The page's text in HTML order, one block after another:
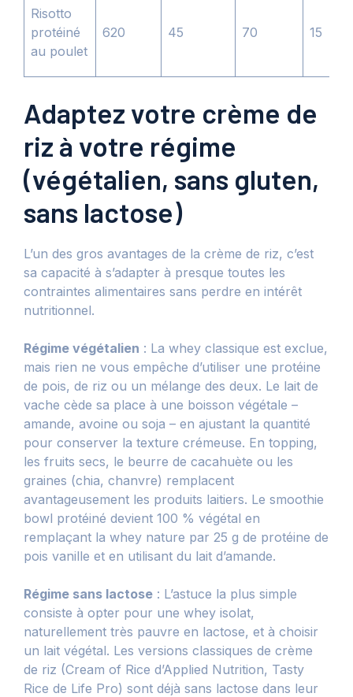
Risotto
protéiné
au poulet
620 45 70 15
Adaptez votre crème de
riz à votre régime
(végétalien, sans gluten,
sans lactose)
L’un des gros avantages de la crème de riz, c’est
sa capacité à s’adapter à presque toutes les
contraintes alimentaires sans perdre en intérêt
nutritionnel.
Régime végétalien : La whey classique est exclue,
mais rien ne vous empêche d’utiliser une protéine
de pois, de riz ou un mélange des deux. Le lait de
vache cède sa place à une boisson végétale –
amande, avoine ou soja – en ajustant la quantité
pour conserver la texture crémeuse. En topping,
les fruits secs, le beurre de cacahuète ou les
graines (chia, chanvre) remplacent
avantageusement les produits laitiers. Le smoothie
bowl protéiné devient 100 % végétal en
remplaçant la whey nature par 25 g de protéine de
pois vanille et en utilisant du lait d’amande.
Régime sans lactose : L’astuce la plus simple
consiste à opter pour une whey isolat,
naturellement très pauvre en lactose, et à choisir
un lait végétal. Les versions classiques de crème
de riz (Cream of Rice d’Applied Nutrition, Tasty
Rice de Life Pro) sont déjà sans lactose dans leur